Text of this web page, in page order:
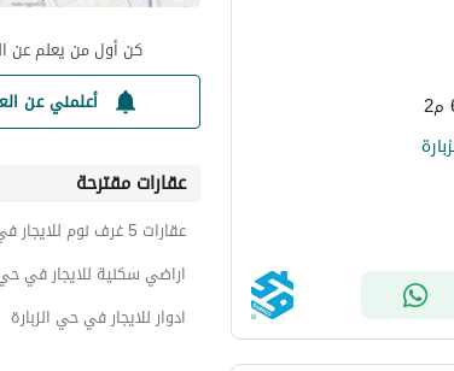
كن أول من يعلم عن
أعلمني عن
عقارات مقترحة
عقارات 5 غرف نوم للايجار في حي الزبارة
اراضي سكنية للايجار في حي
ادوار للايجار في حي الزبارة